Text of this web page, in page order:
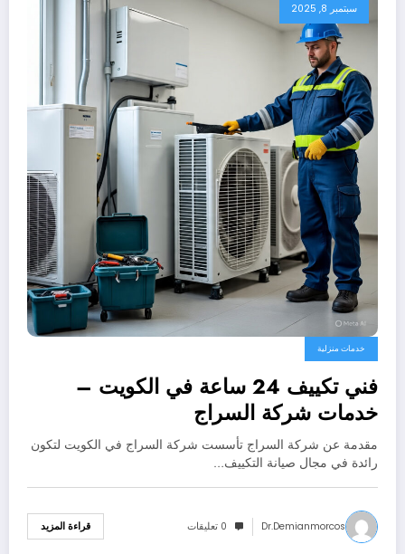
سبتمبر 8, 2025
خدمات منزلية
فني تكييف 24 ساعة في الكويت –
خدمات شركة السراج
مقدمة عن شركة السراج تأسست شركة السراج في الكويت لتكون
رائدة في مجال صيانة التكييف…
Dr.demianmorcos 0 تعليقات قراءة المزيد